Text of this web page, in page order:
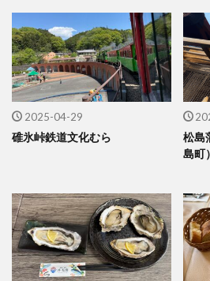
2025-04-29
碓氷峠鉄道文化むら
松島
島町）